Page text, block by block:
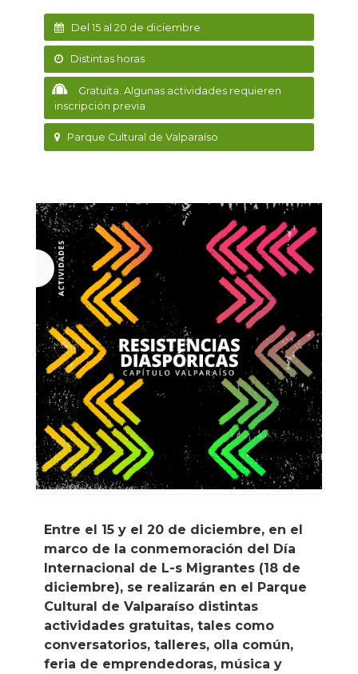
Del 15 al 20 de diciembre
Distintas horas
Gratuita. Algunas actividades requieren
inscripción previa
Parque Cultural de Valparaíso
Entre el 15 y el 20 de diciembre, en el
marco de la conmemoración del Día
Internacional de L-s Migrantes (18 de
diciembre), se realizarán en el Parque
Cultural de Valparaíso distintas
actividades gratuitas, tales como
conversatorios, talleres, olla común,
feria de emprendedoras, música y